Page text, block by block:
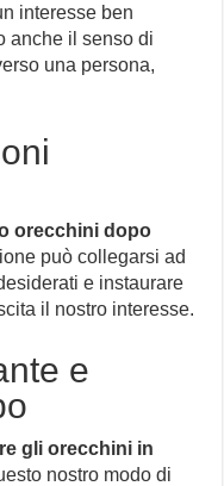
interesse ben
anche il senso di
una persona,
orecchini dopo
può collegarsi ad
e instaurare
il nostro interesse.
e
gli orecchini in
nostro modo di